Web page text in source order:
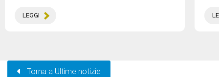
LEGGI
Torna a Ultime notizie